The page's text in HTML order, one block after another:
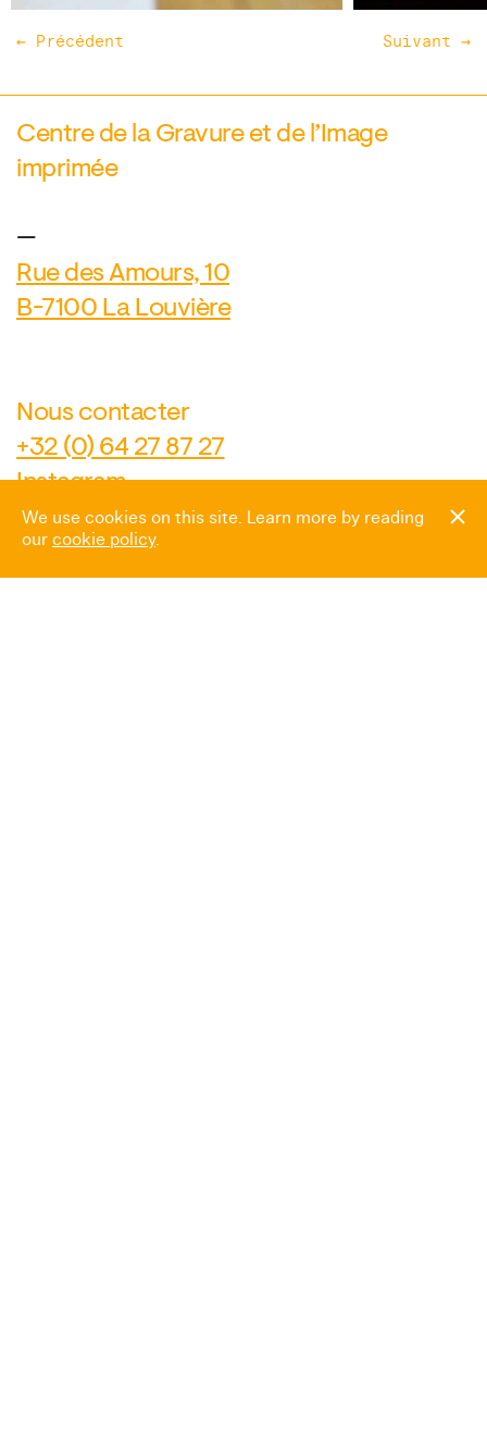
We use cookies on this site. Learn more by reading
our cookie policy.
← Précédent Suivant →
Centre de la Gravure et de l’Image
imprimée
—
Rue des Amours, 10
B-7100 La Louvière
Nous contacter
+32 (0) 64 27 87 27
Instagram